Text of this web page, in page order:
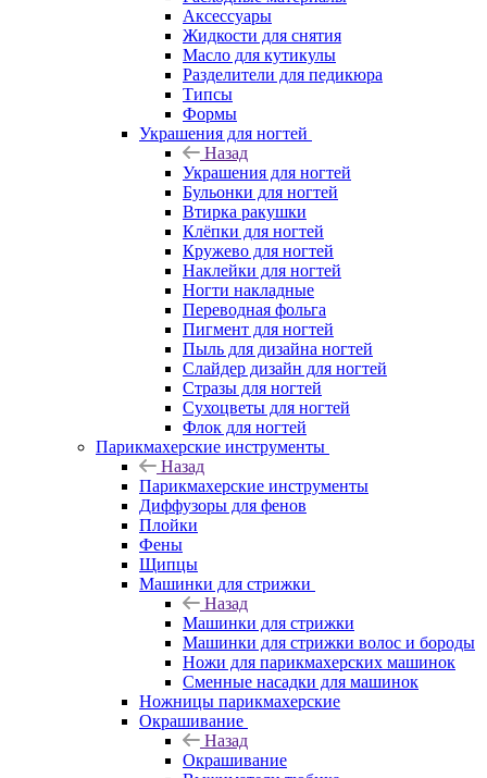
Аксессуары
Жидкости для снятия
Масло для кутикулы
Разделители для педикюра
Типсы
Формы
Украшения для ногтей
Назад
Украшения для ногтей
Бульонки для ногтей
Втирка ракушки
Клёпки для ногтей
Кружево для ногтей
Наклейки для ногтей
Ногти накладные
Переводная фольга
Пигмент для ногтей
Пыль для дизайна ногтей
Слайдер дизайн для ногтей
Стразы для ногтей
Сухоцветы для ногтей
Флок для ногтей
Парикмахерские инструменты
Назад
Парикмахерские инструменты
Диффузоры для фенов
Плойки
Фены
Щипцы
Машинки для стрижки
Назад
Машинки для стрижки
Машинки для стрижки волос и бороды
Ножи для парикмахерских машинок
Сменные насадки для машинок
Ножницы парикмахерские
Окрашивание
Назад
Окрашивание